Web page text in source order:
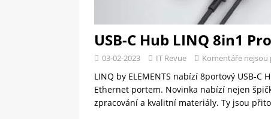
USB-C Hub LINQ 8in1
03-02-2023 IT Revue Komentáře nejsou
LINQ by ELEMENTS nabízí 8portový USB-
Ethernet portem. Novinka nabízí nejen
zpracování a kvalitní materiály. Ty jsou